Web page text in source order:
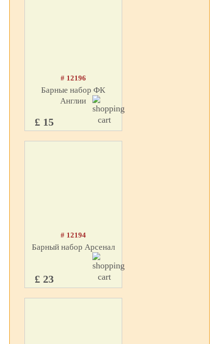
# 12196
Барные набор ФК
Англии
£ 15
# 12194
Барный набор Арсенал
£ 23